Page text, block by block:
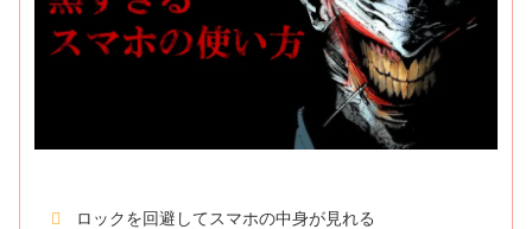
ロックを回避してスマホの中身が見れる